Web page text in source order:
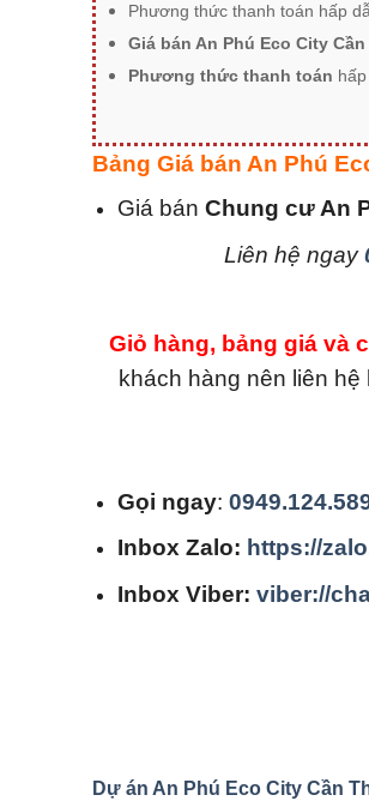
Phương thức thanh toán hấp
Giá bán An Phú Eco City
Phương thức thanh toán
Bảng Giá bán An Phú
Giá bán Chung cư An
Liên hệ ngay
Giỏ hàng, bảng giá và
khách hàng nên liên hệ
Gọi ngay:
Inbox Zalo: https://
Inbox Viber: viber://
Dự án An Phú Eco City Cần